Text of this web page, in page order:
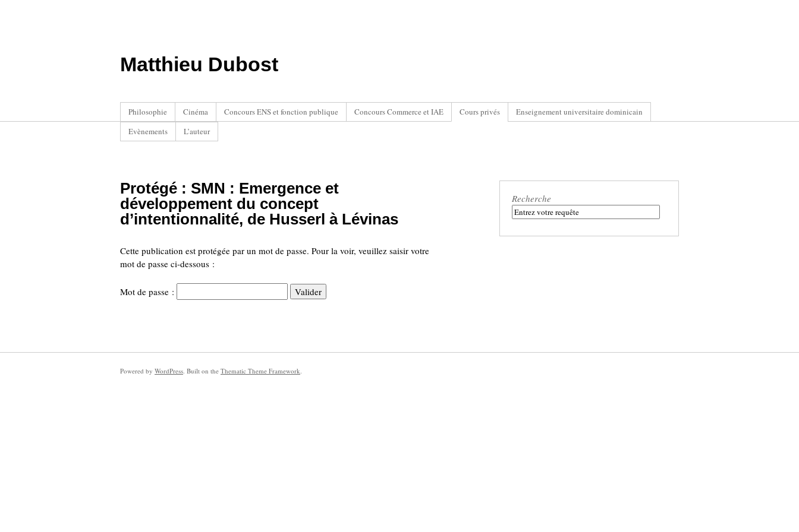
Matthieu Dubost
Philosophie Cinéma Concours ENS et fonction publique Concours Commerce et IAE Cours privés
Enseignement universitaire dominicain
Evènements
L’auteur
Protégé : SMN : Emergence et
développement du concept
d’intentionnalité, de Husserl à Lévinas
Cette publication est protégée par un mot de passe. Pour la voir, veuillez saisir votre
mot de passe ci-dessous :
Mot de passe :
Recherche
Powered by WordPress. Built on the Thematic Theme Framework.